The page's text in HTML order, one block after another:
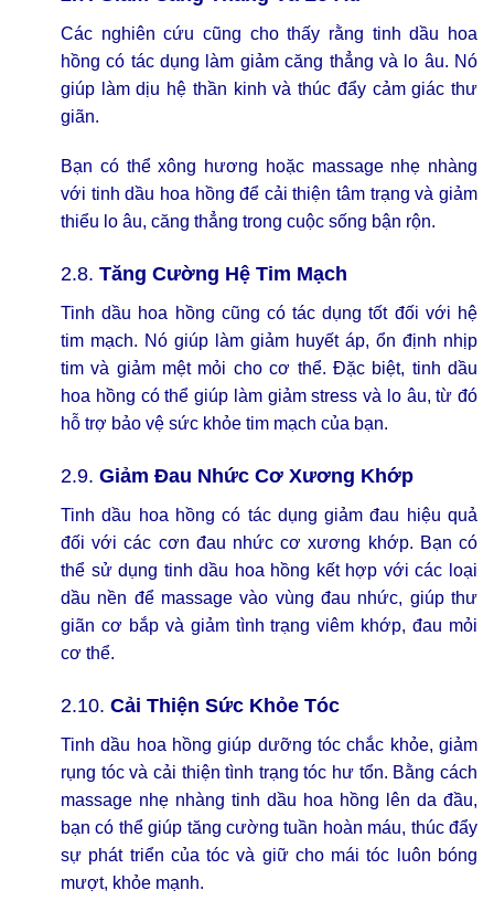
Các nghiên cứu cũng cho thấy rằng tinh dầu hoa
hồng có tác dụng làm giảm căng thẳng và lo âu. Nó
giúp làm dịu hệ thần kinh và thúc đẩy cảm giác thư
giãn.
Bạn có thể xông hương hoặc massage nhẹ nhàng
với tinh dầu hoa hồng để cải thiện tâm trạng và giảm
thiểu lo âu, căng thẳng trong cuộc sống bận rộn.
2.8. Tăng Cường Hệ Tim Mạch
Tinh dầu hoa hồng cũng có tác dụng tốt đối với hệ
tim mạch. Nó giúp làm giảm huyết áp, ổn định nhịp
tim và giảm mệt mỏi cho cơ thể. Đặc biệt, tinh dầu
hoa hồng có thể giúp làm giảm stress và lo âu, từ đó
hỗ trợ bảo vệ sức khỏe tim mạch của bạn.
2.9. Giảm Đau Nhức Cơ Xương Khớp
Tinh dầu hoa hồng có tác dụng giảm đau hiệu quả
đối với các cơn đau nhức cơ xương khớp. Bạn có
thể sử dụng tinh dầu hoa hồng kết hợp với các loại
dầu nền để massage vào vùng đau nhức, giúp thư
giãn cơ bắp và giảm tình trạng viêm khớp, đau mỏi
cơ thể.
2.10. Cải Thiện Sức Khỏe Tóc
Tinh dầu hoa hồng giúp dưỡng tóc chắc khỏe, giảm
rụng tóc và cải thiện tình trạng tóc hư tổn. Bằng cách
massage nhẹ nhàng tinh dầu hoa hồng lên da đầu,
bạn có thể giúp tăng cường tuần hoàn máu, thúc đẩy
sự phát triển của tóc và giữ cho mái tóc luôn bóng
mượt, khỏe mạnh.